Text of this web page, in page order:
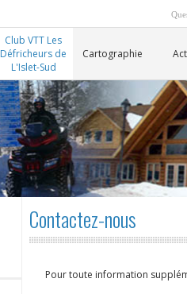
Club VTT Les
Défricheurs de
L'Islet-Sud
Cartographie
Contactez-nous
Pour toute information